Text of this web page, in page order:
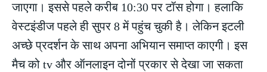
जाएगा। इससे पहले करीब 10:30 पर टॉस होगा। हलाकि
वेस्टइंडीज पहले ही सुपर 8 में पहुंच चुकी है। लेकिन इटली
अच्छे प्रदर्शन के साथ अपना अभियान समाप्त काएगी। इस
मैच को tv और ऑनलाइन दोनों प्रकार से देखा जा सकता